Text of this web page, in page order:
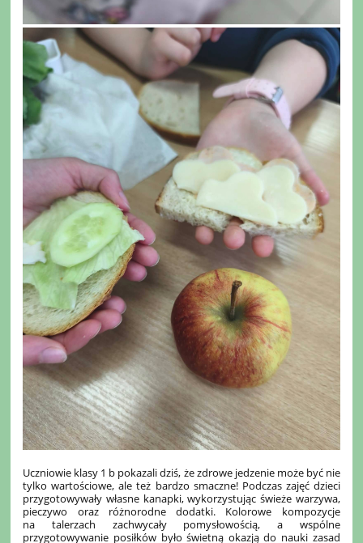
Uczniowie klasy 1 b pokazali dziś, że zdrowe jedzenie może być nie
tylko wartościowe, ale też bardzo smaczne! Podczas zajęć dzieci
przygotowywały własne kanapki, wykorzystując świeże warzywa,
pieczywo oraz różnorodne dodatki. Kolorowe kompozycje
na talerzach zachwycały pomysłowością, a wspólne
przygotowywanie posiłków było świetną okazją do nauki zasad